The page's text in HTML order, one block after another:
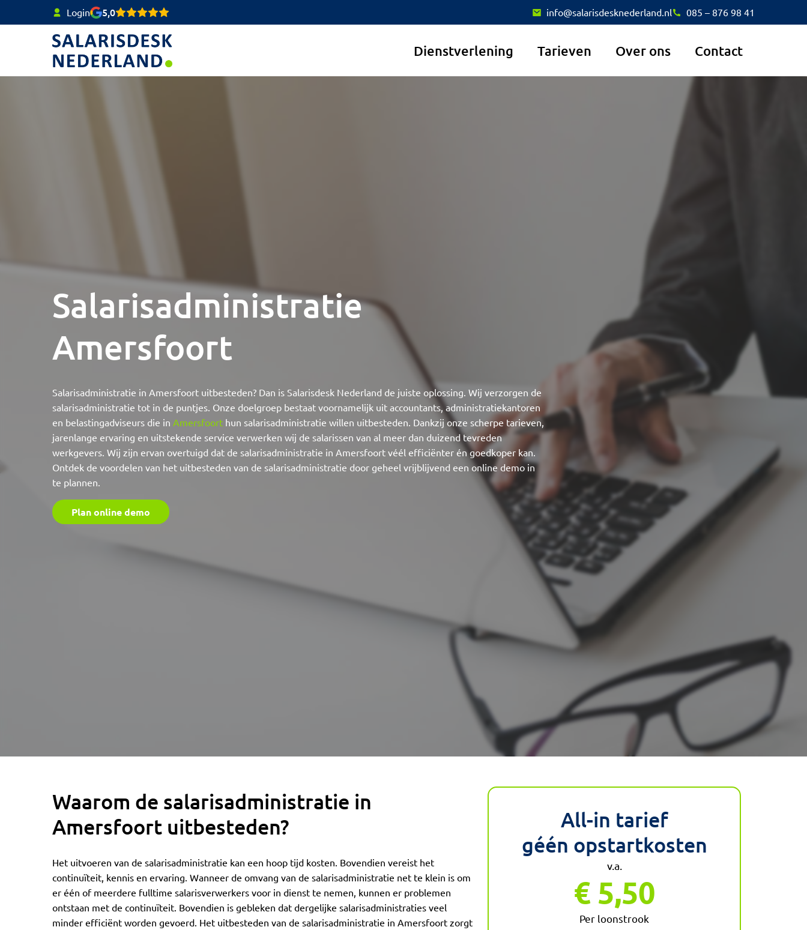
Dienstverlening Tarieven Over ons Contact
Login 5,0 info@salarisdesknederland.nl 085 – 876 98 41
Salarisadministratie
Amersfoort
Salarisadministratie in Amersfoort uitbesteden? Dan is Salarisdesk Nederland de juiste oplossing. Wij verzorgen de
salarisadministratie tot in de puntjes. Onze doelgroep bestaat voornamelijk uit accountants, administratiekantoren
en belastingadviseurs die in Amersfoort hun salarisadministratie willen uitbesteden. Dankzij onze scherpe tarieven,
jarenlange ervaring en uitstekende service verwerken wij de salarissen van al meer dan duizend tevreden
werkgevers. Wij zijn ervan overtuigd dat de salarisadministratie in Amersfoort véél efficiënter én goedkoper kan.
Ontdek de voordelen van het uitbesteden van de salarisadministratie door geheel vrijblijvend een online demo in
te plannen.
Plan online demo
Waarom de salarisadministratie in
Amersfoort uitbesteden?
Het uitvoeren van de salarisadministratie kan een hoop tijd kosten. Bovendien vereist het
continuïteit, kennis en ervaring. Wanneer de omvang van de salarisadministratie net te klein is om
er één of meerdere fulltime salarisverwerkers voor in dienst te nemen, kunnen er problemen
ontstaan met de continuïteit. Bovendien is gebleken dat dergelijke salarisadministraties veel
minder efficiënt worden gevoerd. Het uitbesteden van de salarisadministratie in Amersfoort zorgt
All-in tarief
géén opstartkosten
v.a.
€ 5,50
Per loonstrook